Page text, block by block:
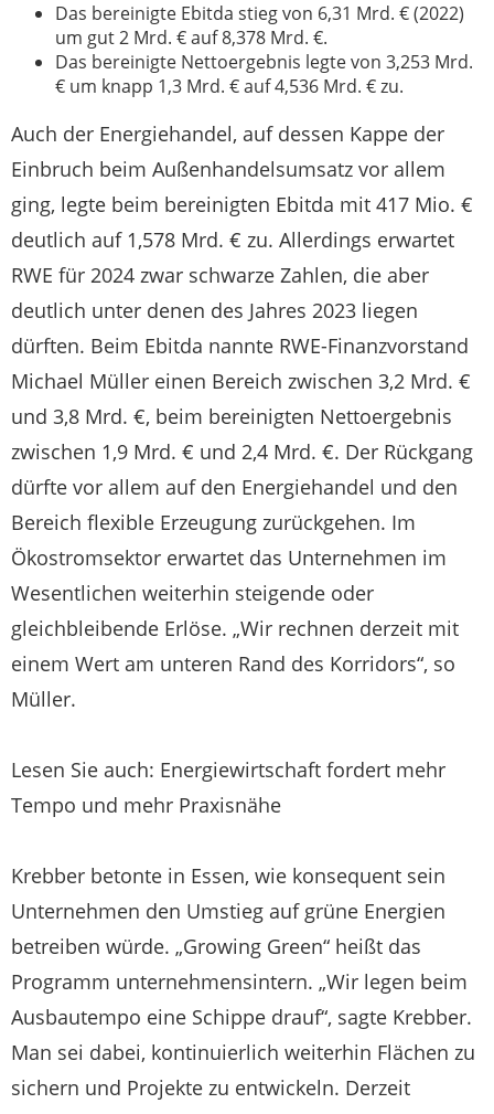
Das bereinigte Ebitda stieg von 6,31 Mrd. € (2022)
um gut 2 Mrd. € auf 8,378 Mrd. €.
Das bereinigte Nettoergebnis legte von 3,253 Mrd.
€ um knapp 1,3 Mrd. € auf 4,536 Mrd. € zu.
Auch der Energiehandel, auf dessen Kappe der
Einbruch beim Außenhandelsumsatz vor allem
ging, legte beim bereinigten Ebitda mit 417 Mio. €
deutlich auf 1,578 Mrd. € zu. Allerdings erwartet
RWE für 2024 zwar schwarze Zahlen, die aber
deutlich unter denen des Jahres 2023 liegen
dürften. Beim Ebitda nannte RWE-Finanzvorstand
Michael Müller einen Bereich zwischen 3,2 Mrd. €
und 3,8 Mrd. €, beim bereinigten Nettoergebnis
zwischen 1,9 Mrd. € und 2,4 Mrd. €. Der Rückgang
dürfte vor allem auf den Energiehandel und den
Bereich flexible Erzeugung zurückgehen. Im
Ökostromsektor erwartet das Unternehmen im
Wesentlichen weiterhin steigende oder
gleichbleibende Erlöse. „Wir rechnen derzeit mit
einem Wert am unteren Rand des Korridors“, so
Müller.
Lesen Sie auch: Energiewirtschaft fordert mehr
Tempo und mehr Praxisnähe
Krebber betonte in Essen, wie konsequent sein
Unternehmen den Umstieg auf grüne Energien
betreiben würde. „Growing Green“ heißt das
Programm unternehmensintern. „Wir legen beim
Ausbautempo eine Schippe drauf“, sagte Krebber.
Man sei dabei, kontinuierlich weiterhin Flächen zu
sichern und Projekte zu entwickeln. Derzeit